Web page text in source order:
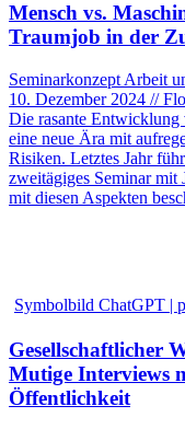
Mensch vs.
Traumjob in der
Seminarkonzept Arbeit
10. Dezember 2024 //
Die rasante
eine neue Ära mit
Risiken. Letztes Jahr
zweitägiges Seminar mit
mit diesen Aspekten
Symbolbild ChatGPT |
Gesellschaftlicher
Mutige Interviews
Öffentlichkeit